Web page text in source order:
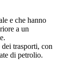
e che hanno
a un
trasporti, con
di petrolio.